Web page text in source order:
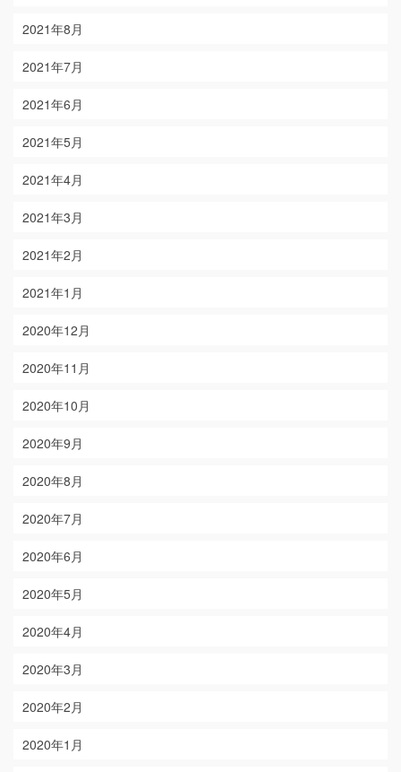
2021年8月
2021年7月
2021年6月
2021年5月
2021年4月
2021年3月
2021年2月
2021年1月
2020年12月
2020年11月
2020年10月
2020年9月
2020年8月
2020年7月
2020年6月
2020年5月
2020年4月
2020年3月
2020年2月
2020年1月